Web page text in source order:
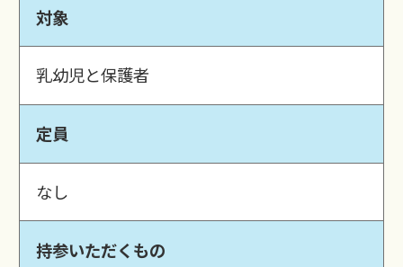
対象
乳幼児と保護者
定員
なし
持参いただくもの